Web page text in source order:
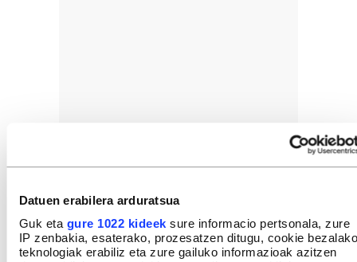
Datuen erabilera arduratsua
Guk eta gure 1022 kideek sure informacio pertsonala, zure
IP zenbakia, esaterako, prozesatzen ditugu, cookie bezalako
teknologiak erabiliz eta zure gailuko informazioak azitzen